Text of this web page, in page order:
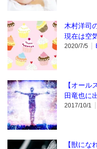
木村洋司
現在は空
2020/7/5
【オー
田竜也に
2017/10/1
【獣にな